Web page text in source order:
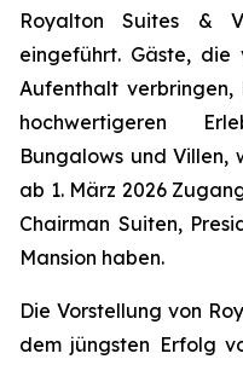
Royalton Suites &
eingeführt. Gäste, die
Aufenthalt verbringen,
hochwertigeren
Bungalows und Villen,
ab 1. März 2026
Chairman Suiten,
Mansion haben.
Die Vorstellung von
dem jüngsten Erfolg